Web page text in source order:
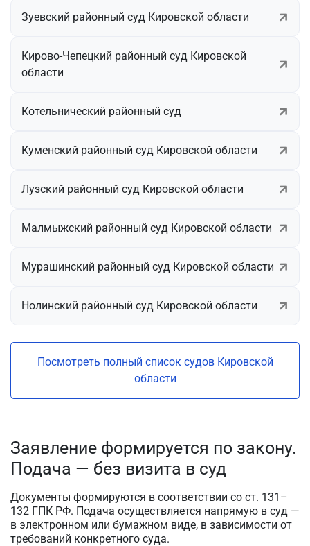
Зуевский районный суд Кировской области
Кирово-Чепецкий районный суд Кировской
области
Котельнический районный суд
Куменский районный суд Кировской области
Лузский районный суд Кировской области
Малмыжский районный суд Кировской области
Мурашинский районный суд Кировской области
Нолинский районный суд Кировской области
Посмотреть полный список судов Кировской
области
Заявление формируется по закону.
Подача — без визита в суд
Документы формируются в соответствии со ст. 131–
132 ГПК РФ. Подача осуществляется напрямую в суд —
в электронном или бумажном виде, в зависимости от
требований конкретного суда.